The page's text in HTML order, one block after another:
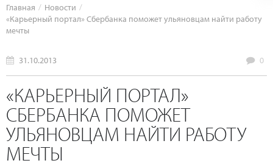
Главная
Новости
«Карьерный портал» Сбербанка поможет ульяновцам найти работу
мечты
31.10.2013 0
«КАРЬЕРНЫЙ ПОРТАЛ»
СБЕРБАНКА ПОМОЖЕТ
УЛЬЯНОВЦАМ НАЙТИ РАБОТУ
МЕЧТЫ